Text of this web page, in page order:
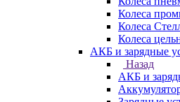
Колеса
Колеса
Колеса
АКБ и зарядные
Назад
АКБ и